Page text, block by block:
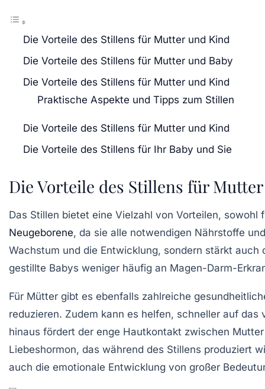
Die Vorteile des Stillens für Mutter und Kind
Die Vorteile des Stillens für Mutter und Baby
Die Vorteile des Stillens für Mutter und Kind
Praktische Aspekte und Tipps zum Stillen
Die Vorteile des Stillens für Mutter und Kind
Die Vorteile des Stillens für Ihr Baby und Sie
Die Vorteile des Stillens für
Das Stillen bietet eine Vielzahl von Vorteilen, sowohl
Neugeborene, da sie alle notwendigen Nährstoffe
Wachstum und die Entwicklung, sondern stärkt auch
gestillte Babys weniger häufig an Magen-Darm-
Für Mütter gibt es ebenfalls zahlreiche
reduzieren. Zudem kann es helfen, schneller auf das
hinaus fördert der enge Hautkontakt zwischen
Liebeshormon, das während des Stillens produziert
auch die emotionale Entwicklung von großer